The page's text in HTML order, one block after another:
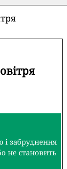
і забруднення
не становить